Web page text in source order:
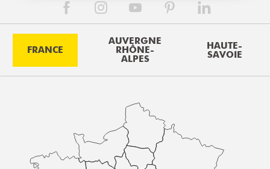
FRANCE
AUVERGNE
RHÔNE-
ALPES
HAUTE-
SAVOIE